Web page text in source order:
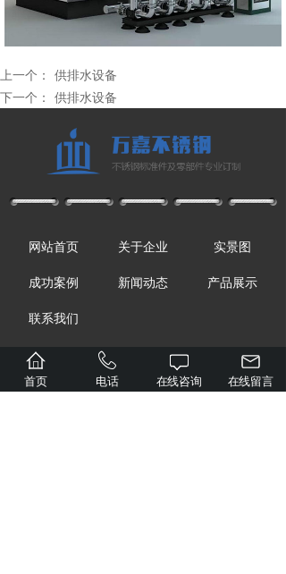
上一个：
供排水设备
下一个：
供排水设备
网站首页 实景图
成功案例
关于企业
联系我们
新闻动态 产品展示
联系我们
首页 电话 在线咨询 在线留言